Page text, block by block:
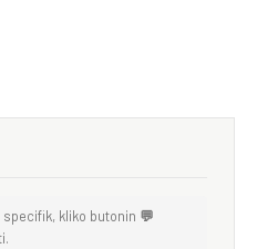
kliko butonin 💬